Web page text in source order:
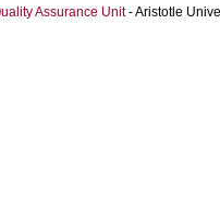
Assurance Unit- Aristotle